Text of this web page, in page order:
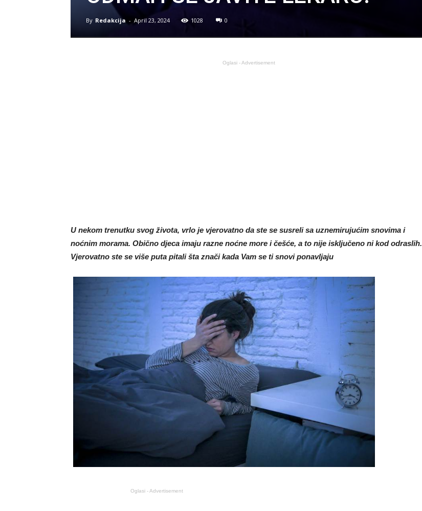
By Redakcija - April 23, 2024 1028 0
Oglasi - Advertisement
U nekom trenutku svog života, vrlo je vjerovatno da ste se susreli sa uznemirujućim snovima i
noćnim morama. Obično djeca imaju razne noćne more i češće, a to nije isključeno ni kod odraslih.
Vjerovatno ste se više puta pitali šta znači kada Vam se ti snovi ponavljaju
Oglasi - Advertisement